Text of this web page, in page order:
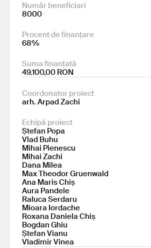
Număr beneficiari
8000
Procent de finanțare
68%
Suma finanțată
49.100,00 RON
Coordonator proiect
arh. Arpad Zachi
Echipă proiect
Ștefan Popa
Vlad Buhu
Mihai Pienescu
Mihai Zachi
Dana Milea
Max Theodor Gruenwald
Ana Maris Chiș
Aura Pandele
Raluca Serdaru
Mioara Iordache
Roxana Daniela Chiș
Bogdan Ghiu
Ștefan Vianu
Vladimir Vinea